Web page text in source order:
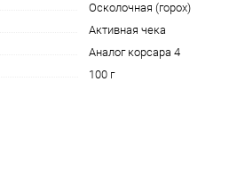
Осколочная (горох)
Активная чека
Аналог корсара 4
100 г